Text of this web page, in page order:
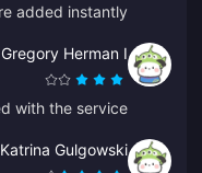
added instantly.
Gregory Herman I
with the service.
Katrina Gulgowski